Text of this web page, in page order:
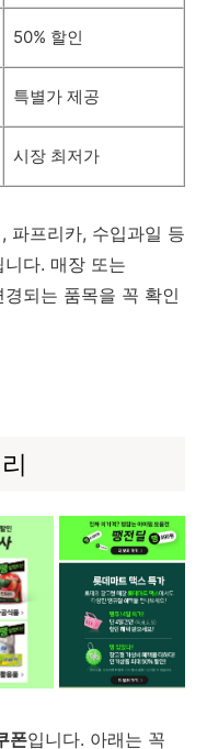
50% 할인
특별가 제공
시장 최저가
파프리카, 수입과일 등
다. 매장 또는
되는 품목을 꼭 확인
폰입니다. 아래는 꼭